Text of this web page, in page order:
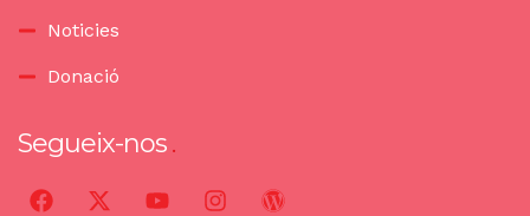
Noticies
Donació
Segueix-nos